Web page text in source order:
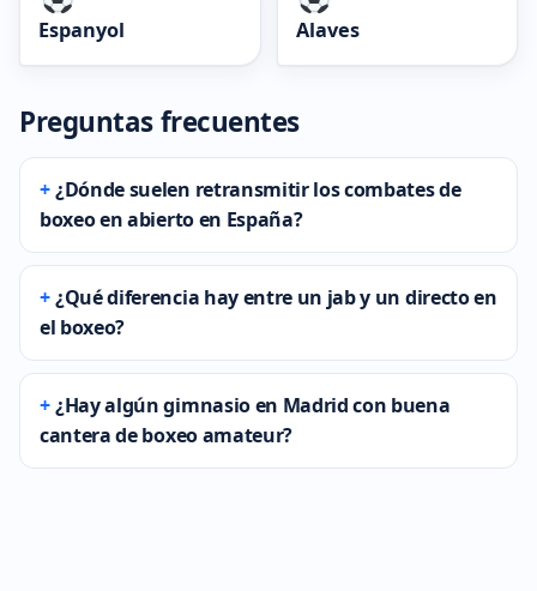
Espanyol Alaves
Preguntas frecuentes
¿Dónde suelen retransmitir los combates de
boxeo en abierto en España?
¿Qué diferencia hay entre un jab y un directo en
el boxeo?
¿Hay algún gimnasio en Madrid con buena
cantera de boxeo amateur?